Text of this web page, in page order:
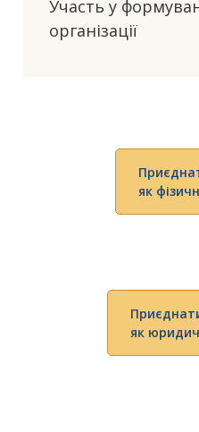
Участь у
організації
як
як